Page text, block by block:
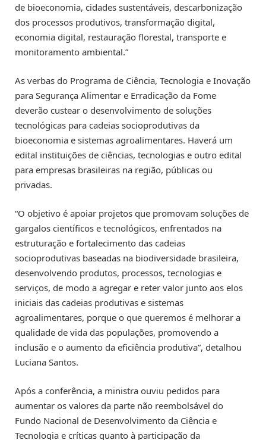
de bioeconomia, cidades sustentáveis, descarbonização
dos processos produtivos, transformação digital,
economia digital, restauração florestal, transporte e
monitoramento ambiental.”
As verbas do Programa de Ciência, Tecnologia e Inovação
para Segurança Alimentar e Erradicação da Fome
deverão custear o desenvolvimento de soluções
tecnológicas para cadeias socioprodutivas da
bioeconomia e sistemas agroalimentares. Haverá um
edital instituições de ciências, tecnologias e outro edital
para empresas brasileiras na região, públicas ou
privadas.
“O objetivo é apoiar projetos que promovam soluções de
gargalos científicos e tecnológicos, enfrentados na
estruturação e fortalecimento das cadeias
socioprodutivas baseadas na biodiversidade brasileira,
desenvolvendo produtos, processos, tecnologias e
serviços, de modo a agregar e reter valor junto aos elos
iniciais das cadeias produtivas e sistemas
agroalimentares, porque o que queremos é melhorar a
qualidade de vida das populações, promovendo a
inclusão e o aumento da eficiência produtiva”, detalhou
Luciana Santos.
Após a conferência, a ministra ouviu pedidos para
aumentar os valores da parte não reembolsável do
Fundo Nacional de Desenvolvimento da Ciência e
Tecnologia e críticas quanto à participação da